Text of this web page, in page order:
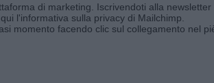
di marketing. Iscrivendoti alla
l'informativa sulla privacy di Mailchimp
momento facendo clic sul collegamento nel